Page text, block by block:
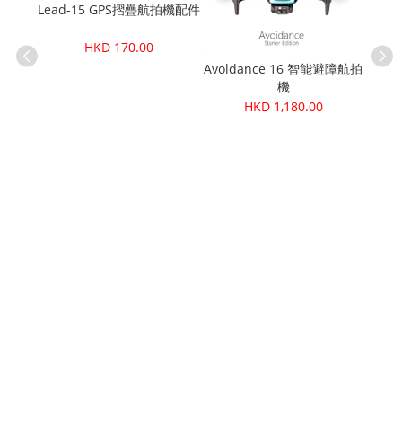
Lead-15 GPS摺疊航拍機配件
HKD 170.00
Avoldance 16 智能避障航拍
機
HKD 1,180.00